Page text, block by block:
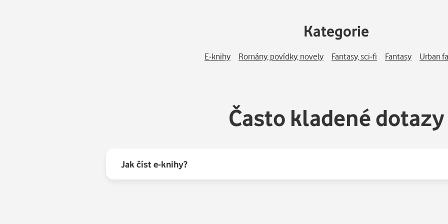
Kategorie
E-knihy Romány, povídky, novely Fantasy, sci-fi Fantasy Urban
Často kladené dotazy
Jak číst e-knihy?